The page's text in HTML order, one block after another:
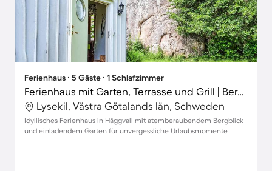
Ferienhaus ∙ 5 Gäste ∙ 1 Schlafzimmer
Ferienhaus mit Garten, Terrasse und Grill | Bergblick
Lysekil, Västra Götalands län, Schweden
Idyllisches Ferienhaus in Häggvall mit atemberaubendem Bergblick
und einladendem Garten für unvergessliche Urlaubsmomente